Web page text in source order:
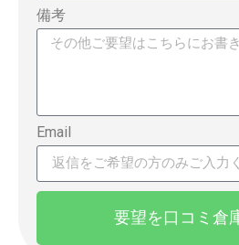
備考
Email
要望を口コミ倉